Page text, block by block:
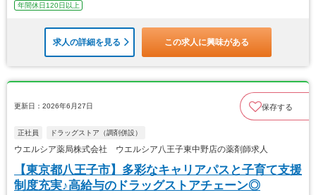
年間休日120日以上
求人の詳細を見る この求人に興味がある
更新日：2026年6月27日 保存する
正社員 ドラッグストア（調剤併設）
ウエルシア薬局株式会社 ウエルシア八王子東中野店の薬剤師求人
【東京都八王子市】多彩なキャリアパスと子育て支援
制度充実♪高給与のドラッグストアチェーン◎